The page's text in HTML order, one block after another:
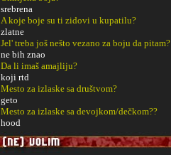
srebrena
A koje boje su ti zidovi u kupatilu?
zlatne
Jel' treba još nešto vezano za boju da pitam?
ne bih znao
Da li imaš amajliju?
koji rtd
Mesto za izlaske sa društvom?
geto
Mesto za izlaske sa devojkom/dečkom??
hood